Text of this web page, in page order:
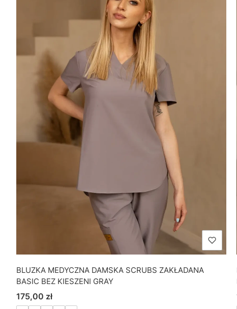
BLUZKA MEDYCZNA DAMSKA SCRUBS ZAKŁADANA
BASIC BEZ KIESZENI GRAY
Cena
175,00 zł